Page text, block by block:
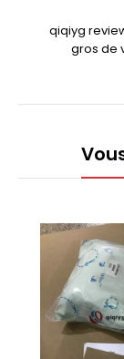
qiqiyg
gros de